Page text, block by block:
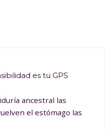
es tu GPS
ancestral las
el estómago las